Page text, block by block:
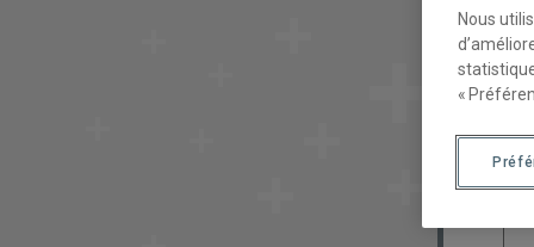
Nous
«